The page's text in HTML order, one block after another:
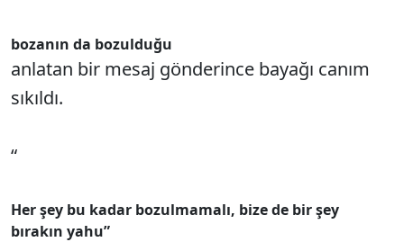
bozanın da bozulduğu
anlatan bir mesaj gönderince bayağı canım
sıkıldı.
“
Her şey bu kadar bozulmamalı, bize de bir şey
bırakın yahu”